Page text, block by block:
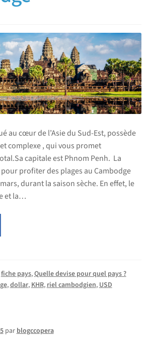
au cœur de l’Asie du Sud-Est, possède
complexe , qui vous promet
capitale est Phnom Penh. La
profiter des plages au Cambodge
durant la saison sèche. En effet, le
et la…
fiche pays,Quelle devise pour quel pays ?
,dollar, KHR, riel cambodgien, USD
parblogccopera